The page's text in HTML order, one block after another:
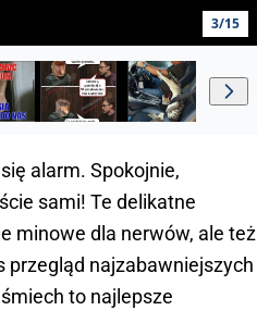
3/15
alarm. Spokojnie,
sami! Te delikatne
minowe dla nerwów, ale też
przegląd najzabawniejszych
to najlepsze